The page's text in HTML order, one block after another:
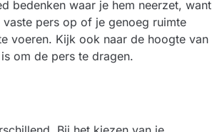
bedenken waar je hem neerzet, want
pers op of je genoeg ruimte
voeren. Kijk ook naar de hoogte van
om de pers te dragen.